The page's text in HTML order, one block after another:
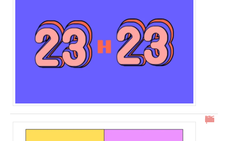
16h16 : comprendre l’heure miroir